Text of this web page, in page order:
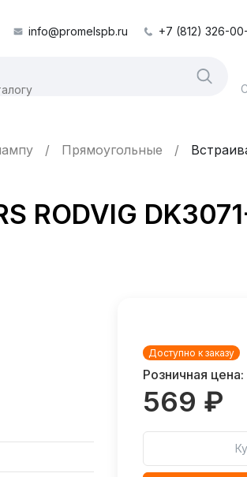
info@promelspb.ru +7 (812) 326-
Прямоугольные
RODVIG
Доступно к заказу
Розничная цена:
569 ₽